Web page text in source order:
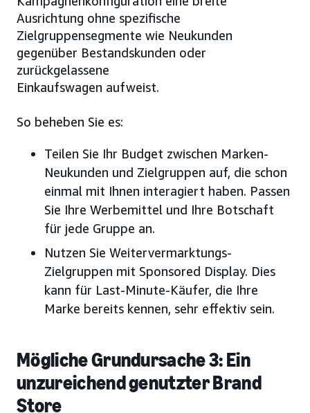
Ausrichtung ohne spezifische
Zielgruppensegmente wie Neukunden
gegenüber Bestandskunden oder
zurückgelassene
Einkaufswagen aufweist.
So beheben Sie es:
Teilen Sie Ihr Budget zwischen Marken-
Neukunden und Zielgruppen auf, die schon
einmal mit Ihnen interagiert haben. Passen
Sie Ihre Werbemittel und Ihre Botschaft
für jede Gruppe an.
Nutzen Sie Weitervermarktungs-
Zielgruppen mit Sponsored Display. Dies
kann für Last-Minute-Käufer, die Ihre
Marke bereits kennen, sehr effektiv sein.
Mögliche Grundursache 3: Ein
unzureichend genutzter Brand
Store